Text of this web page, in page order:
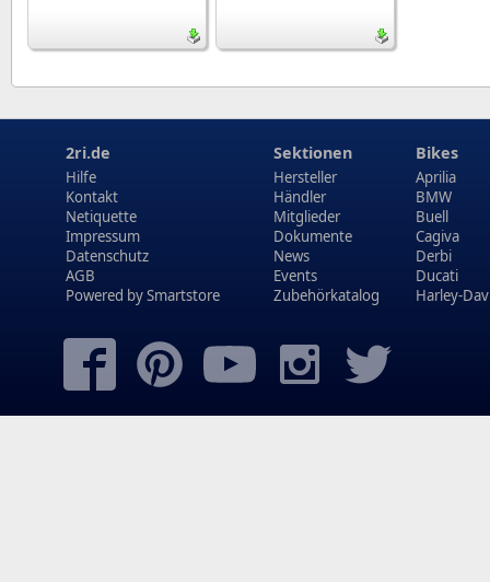
2ri.de
Hilfe
Kontakt
Netiquette
Impressum
Datenschutz
AGB
Powered bySmartstore
Sektionen
Hersteller
Händler
Mitglieder
Dokumente
News
Events
Zubehörkatalog
Bikes
Aprilia
BMW
Buell
Cagiva
Derbi
Ducati
Harley-